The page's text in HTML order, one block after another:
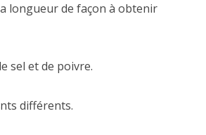
longueur de façon à obtenir
sel et de poivre.
différents.